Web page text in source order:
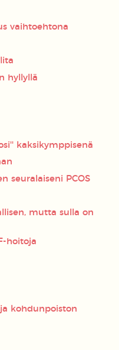
vaihtoehtona
hyllyllä
kaksikymppisenä
seuralaiseni PCOS
mutta sulla on
hoitoja
kohdunpoiston